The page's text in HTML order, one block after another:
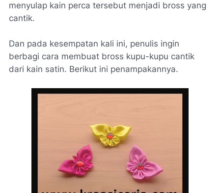
menyulap kain perca tersebut menjadi bross yang
cantik.
Dan pada kesempatan kali ini, penulis ingin
berbagi cara membuat bross kupu-kupu cantik
dari kain satin. Berikut ini penampakannya.